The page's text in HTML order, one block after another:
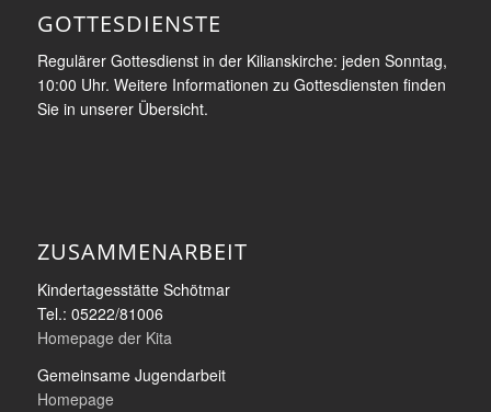
GOTTESDIENSTE
Regulärer Gottesdienst in der Kilianskirche: jeden Sonntag,
10:00 Uhr. Weitere Informationen zu Gottesdiensten finden
Sie in unserer Übersicht.
ZUSAMMENARBEIT
Kindertagesstätte Schötmar
Tel.: 05222/81006
Homepage der Kita
Gemeinsame Jugendarbeit
Homepage